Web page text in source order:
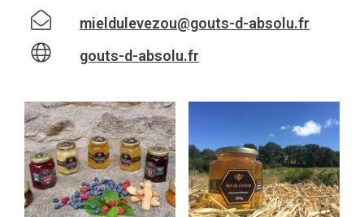
mieldulevezou@gouts-d-absolu.fr
gouts-d-absolu.fr